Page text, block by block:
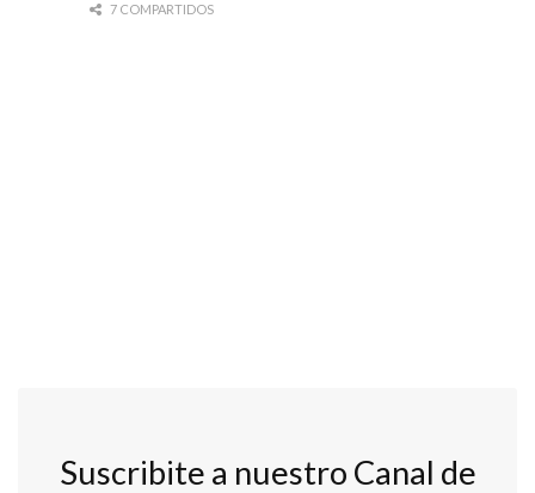
7 COMPARTIDOS
Suscribite a nuestro Canal de